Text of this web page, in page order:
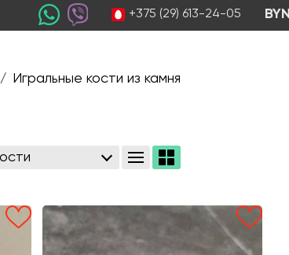
+375 (29) 613-24-05 BYN
/ Игральные кости из камня